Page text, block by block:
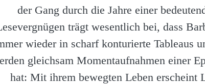
der Gang durch die Jahre einer
trägt wesentlich bei, dass
wieder in scharf konturierte Tableaus
gleichsam Momentaufnahmen einer
hat: Mit ihrem bewegten Leben erscheint